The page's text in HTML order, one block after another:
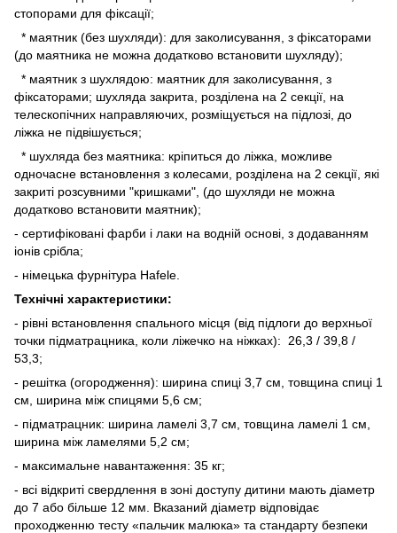
стопорами для фіксації;
* маятник (без шухляди): для заколисування, з фіксаторами
(до маятника не можна додатково встановити шухляду);
* маятник з шухлядою: маятник для заколисування, з
фіксаторами; шухляда закрита, розділена на 2 секції, на
телескопічних направляючих, розміщується на підлозі, до
ліжка не підвішується;
* шухляда без маятника: кріпиться до ліжка, можливе
одночасне встановлення з колесами, розділена на 2 секції, які
закриті розсувними "кришками", (до шухляди не можна
додатково встановити маятник);
- сертифіковані фарби і лаки на водній основі, з додаванням
іонів срібла;
- німецька фурнітура Hafele.
Технічні характеристики:
- рівні встановлення спального місця (від підлоги до верхньої
точки підматрацника, коли ліжечко на ніжках): 26,3 / 39,8 /
53,3;
- решітка (огородження): ширина спиці 3,7 см, товщина спиці 1
см, ширина між спицями 5,6 см;
- підматрацник: ширина ламелі 3,7 см, товщина ламелі 1 см,
ширина між ламелями 5,2 см;
- максимальне навантаження: 35 кг;
- всі відкриті свердлення в зоні доступу дитини мають діаметр
до 7 або більше 12 мм. Вказаний діаметр відповідає
проходженню тесту «пальчик малюка» та стандарту безпеки